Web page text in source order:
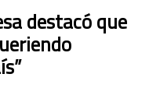
destacó que